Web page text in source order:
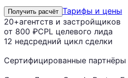
Получить расчёт Тарифы и цены
20+агентств и застройщиков
от 800 ₽CPL целевого лида
12 недсредний цикл сделки
Сертифицированные партнёры